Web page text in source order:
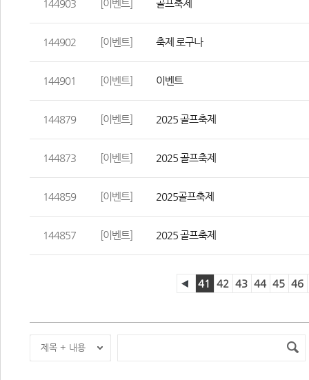
144903 [이벤트] 골프축제
144902 [이벤트] 축제 로구나
144901 [이벤트] 이벤트
144879 [이벤트] 2025 골프축제
144873 [이벤트] 2025 골프축제
144859 [이벤트] 2025골프축제
144857 [이벤트] 2025 골프축제
41 42 43 44 45 46
제목 + 내용